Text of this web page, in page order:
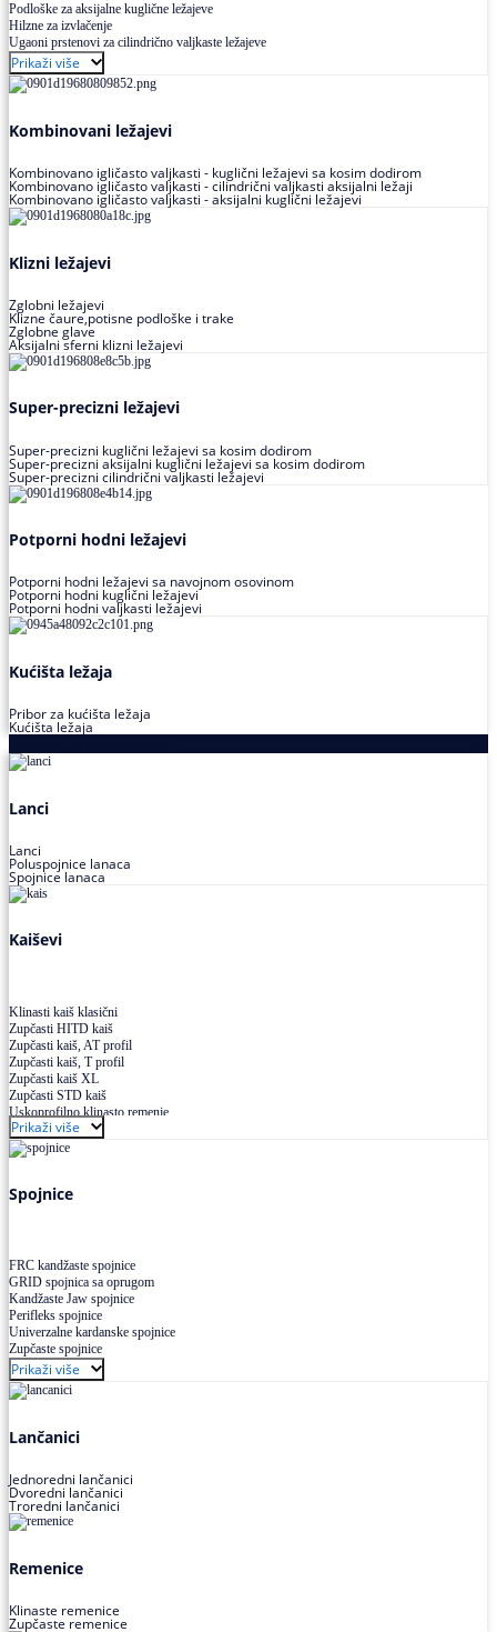
Podloške za aksijalne kuglične ležajeve
Hilzne za izvlačenje
Ugaoni prstenovi za cilindrično valjkaste ležajeve
Prikaži više
Kombinovani ležajevi
Kombinovano igličasto valjkasti - kuglični ležajevi sa kosim dodirom
Kombinovano igličasto valjkasti - cilindrični valjkasti aksijalni ležaji
Kombinovano igličasto valjkasti - aksijalni kuglični ležajevi
Klizni ležajevi
Zglobni ležajevi
Klizne čaure,potisne podloške i trake
Zglobne glave
Aksijalni sferni klizni ležajevi
Super-precizni ležajevi
Super-precizni kuglični ležajevi sa kosim dodirom
Super-precizni aksijalni kuglični ležajevi sa kosim dodirom
Super-precizni cilindrični valjkasti ležajevi
Potporni hodni ležajevi
Potporni hodni ležajevi sa navojnom osovinom
Potporni hodni kuglični ležajevi
Potporni hodni valjkasti ležajevi
Kućišta ležaja
Pribor za kućišta ležaja
Kućišta ležaja
Lanci
Lanci
Poluspojnice lanaca
Spojnice lanaca
Kaiševi
Klinasti kaiš klasični
Zupčasti HITD kaiš
Zupčasti kaiš, AT profil
Zupčasti kaiš, T profil
Zupčasti kaiš XL
Zupčasti STD kaiš
Uskoprofilno klinasto remenje
Uskoprofilno klinasto remenje spojeno
Uskoprofilno klinasto remenje XP extra power
Višekanalno remenje PJ,PK
Prikaži više
Spojnice
FRC kandžaste spojnice
GRID spojnica sa oprugom
Kandžaste Jaw spojnice
Perifleks spojnice
Univerzalne kardanske spojnice
Zupčaste spojnice
Prikaži više
Lančanici
Jednoredni lančanici
Dvoredni lančanici
Troredni lančanici
Remenice
Klinaste remenice
Zupčaste remenice